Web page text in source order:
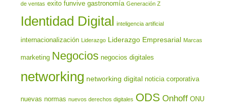
de ventas exito funvive gastronomía Generación Z
Identidad Digital inteligencia artificial
internacionalización Liderazgo Liderazgo Empresarial Marcas
marketing Negocios negocios digitales
networking networking digital noticia corporativa
nuevas normas nuevos derechos digitales ODS Onhoff ONU